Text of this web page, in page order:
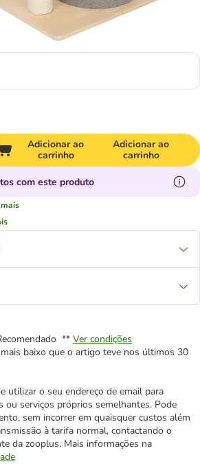
Adicionar ao
carrinho
Adicionar ao
carrinho
com este produto
mais
** Ver condições
baixo que o artigo teve nos últimos 30
utilizar o seu endereço de email para
ou serviços próprios semelhantes. Pode
sem incorrer em quaisquer custos além
à tarifa normal, contactando o
da zooplus. Mais informações na